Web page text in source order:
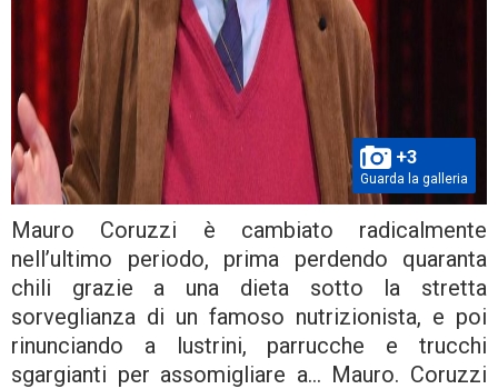
+3
Guarda la galleria
Mauro Coruzzi è cambiato radicalmente
nell’ultimo periodo, prima perdendo quaranta
chili grazie a una dieta sotto la stretta
sorveglianza di un famoso nutrizionista, e poi
rinunciando a lustrini, parrucche e trucchi
sgargianti per assomigliare a… Mauro. Coruzzi